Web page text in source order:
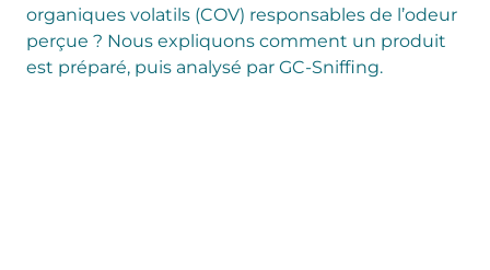
CONTACT FR
organiques volatils (COV) responsables de l’odeur
perçue ? Nous expliquons comment un produit
est préparé, puis analysé par GC-Sniffing.